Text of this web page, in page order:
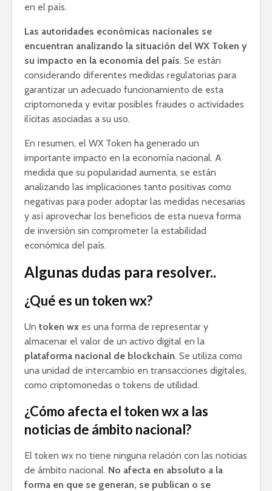
en el país.
Las autoridades económicas nacionales se
encuentran analizando la situación del WX Token y
su impacto en la economía del país. Se están
considerando diferentes medidas regulatorias para
garantizar un adecuado funcionamiento de esta
criptomoneda y evitar posibles fraudes o actividades
ilícitas asociadas a su uso.
En resumen, el WX Token ha generado un
importante impacto en la economía nacional. A
medida que su popularidad aumenta, se están
analizando las implicaciones tanto positivas como
negativas para poder adoptar las medidas necesarias
y así aprovechar los beneficios de esta nueva forma
de inversión sin comprometer la estabilidad
económica del país.
Algunas dudas para resolver..
¿Qué es un token wx?
Un token wx es una forma de representar y
almacenar el valor de un activo digital en la
plataforma nacional de blockchain. Se utiliza como
una unidad de intercambio en transacciones digitales,
como criptomonedas o tokens de utilidad.
¿Cómo afecta el token wx a las
noticias de ámbito nacional?
El token wx no tiene ninguna relación con las noticias
de ámbito nacional. No afecta en absoluto a la
forma en que se generan, se publican o se